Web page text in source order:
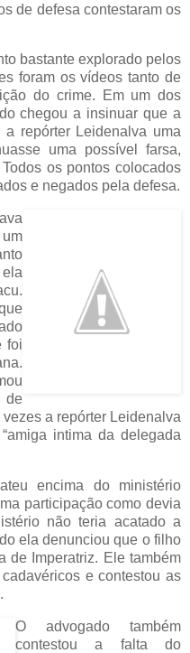
de defesa contestaram os
bastante explorado pelos
foram os vídeos tanto de
do crime. Em um dos
chegou a insinuar que a
repórter Leidenalva uma
uma possível farsa,
os pontos colocados
e negados pela defesa.
foi
a repórter Leidenalva
intima da delegada
encima do ministério
participação como devia
não teria acatado a
ela denunciou que o filho
de Imperatriz. Ele também
e contestou as
O advogado também
contestou a falta do